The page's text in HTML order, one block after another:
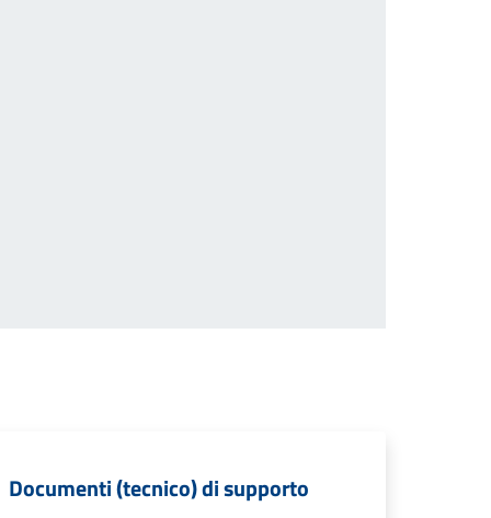
Documenti (tecnico) di supporto